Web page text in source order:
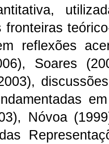
fronteiras
reflexões
Soares
Nóvoa